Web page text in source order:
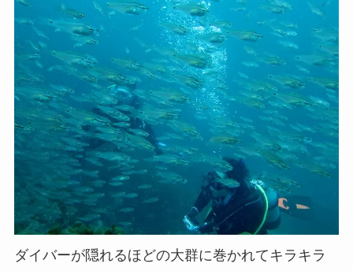
ダイバーが隠れるほどの大群に巻かれてキラキラ